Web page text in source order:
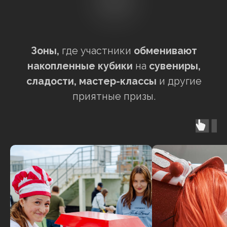
Е-Праздник
Ваш персональный менеджер
Виктория:+7 (900) 202-77-70
Создаем события с 2012 года